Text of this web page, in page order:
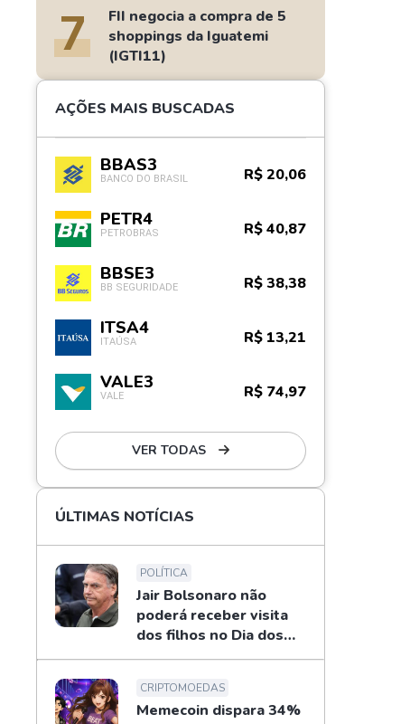
7
FII negocia a compra de 5
shoppings da Iguatemi
(IGTI11)
AÇÕES MAIS BUSCADAS
BBAS3
BANCO DO BRASIL R$ 20,06
PETR4
PETROBRAS R$ 40,87
BBSE3
BB SEGURIDADE R$ 38,38
ITSA4
ITAÚSA R$ 13,21
VALE3
VALE R$ 74,97
VER TODAS
ÚLTIMAS NOTÍCIAS
POLÍTICA
Jair Bolsonaro não
poderá receber visita
dos filhos no Dia dos
Pais
CRIPTOMOEDAS
Memecoin dispara 34%